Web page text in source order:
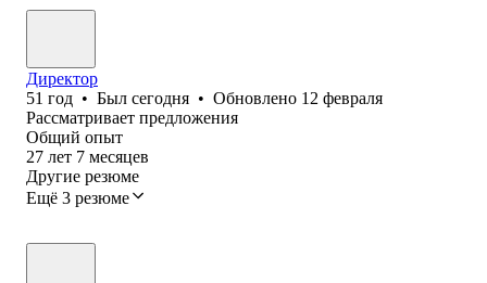
Директор
51 год • Был сегодня • Обновлено 12 февраля
Рассматривает предложения
Общий опыт
27 лет 7 месяцев
Другие резюме
Ещё 3 резюме